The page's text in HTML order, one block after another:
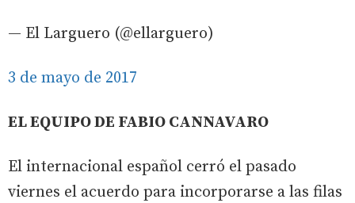
— El Larguero (@ellarguero)
3 de mayo de 2017
EL EQUIPO DE FABIO CANNAVARO
El internacional español cerró el pasado
viernes el acuerdo para incorporarse a las filas